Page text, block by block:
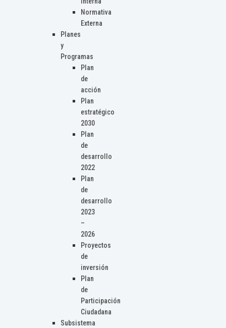
Normativa
Externa
Planes
y
Programas
Plan
de
acción
Plan
estratégico
2030
Plan
de
desarrollo
2022
Plan
de
desarrollo
2023
–
2026
Proyectos
de
inversión
Plan
de
Participación
Ciudadana
Subsistema